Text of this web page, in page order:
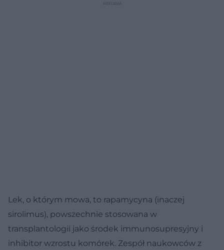
Lek, o którym mowa, to rapamycyna (inaczej
sirolimus), powszechnie stosowana w
transplantologii jako środek immunosupresyjny i
inhibitor wzrostu komórek. Zespół naukowców z